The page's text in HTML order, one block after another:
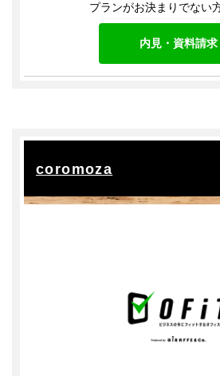
プランがお決まりでない
内見・資料請求
coromoza